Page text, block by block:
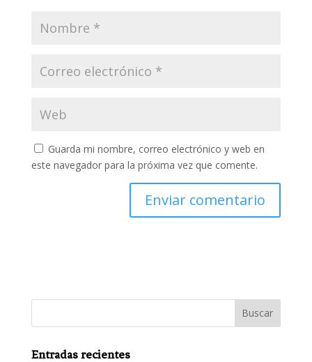
Guarda mi nombre, correo electrónico y web en
este navegador para la próxima vez que comente.
Entradas recientes